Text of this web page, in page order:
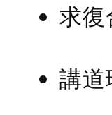
求復
講道